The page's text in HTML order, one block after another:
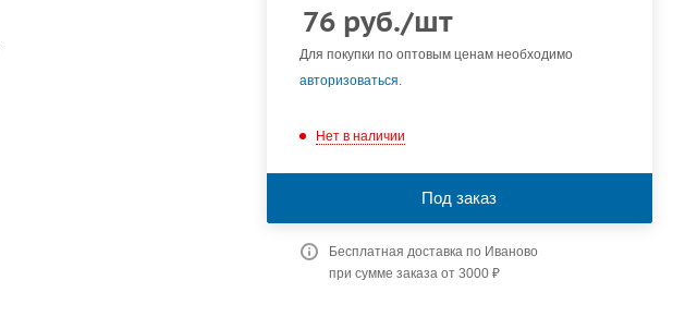
76руб./шт
Для покупки по оптовым ценам необходимо
авторизоваться.
Нет в наличии
Под заказ
Бесплатная доставка по Иваново
при сумме заказа от 3000 ₽